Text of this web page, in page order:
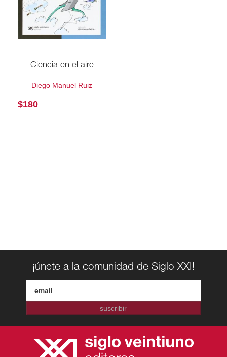
Ciencia en el aire
Diego Manuel Ruiz
$180
¡únete a la comunidad de Siglo XXI!
suscribir